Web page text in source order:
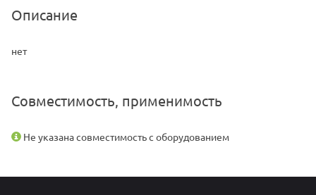
Описание
нет
Совместимость, применимость
Не указана совместимость с оборудованием